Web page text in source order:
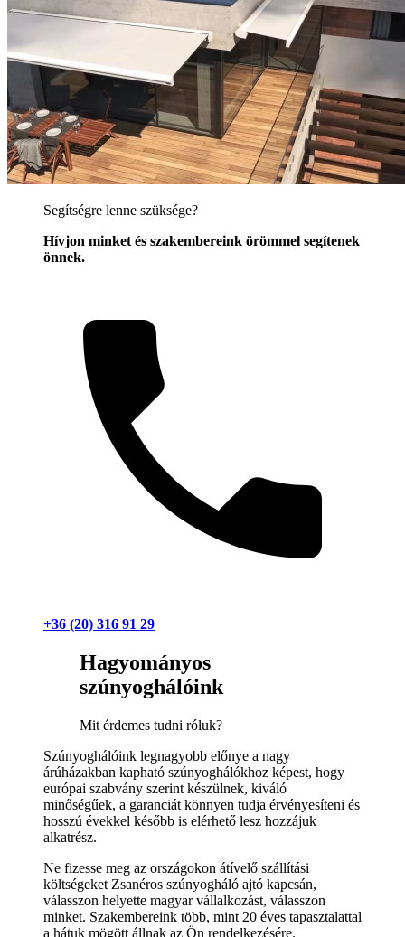
Segítségre lenne szüksége?
Hívjon minket és szakembereink örömmel segítenek
önnek.
+36 (20) 316 91 29
Hagyományos
szúnyoghálóink
Mit érdemes tudni róluk?
Szúnyoghálóink legnagyobb előnye a nagy
árúházakban kapható szúnyoghálókhoz képest, hogy
európai szabvány szerint készülnek, kiváló
minőségűek, a garanciát könnyen tudja érvényesíteni és
hosszú évekkel később is elérhető lesz hozzájuk
alkatrész.
Ne fizesse meg az országokon átívelő szállítási
költségeket Zsanéros szúnyogháló ajtó kapcsán,
válasszon helyette magyar vállalkozást, válasszon
minket. Szakembereink több, mint 20 éves tapasztalattal
a hátuk mögött állnak az Ön rendelkezésére.